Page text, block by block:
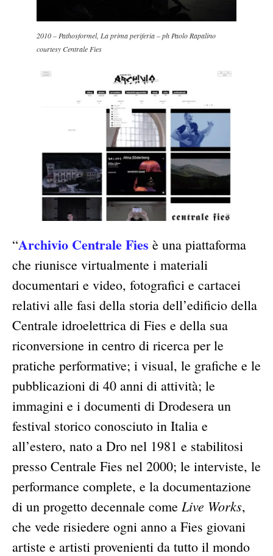
2010 – Pathosformel, La prima periferia – ph Paolo Rapalino
courtesy Centrale Fies
“Archivio Centrale Fies è una piattaforma
che riunisce virtualmente i materiali
documentari e video, fotografici e cartacei
relativi alle fasi della storia dell’edificio della
Centrale idroelettrica di Fies e della sua
riconversione in centro di ricerca per le
pratiche performative; i visual, le grafiche e le
pubblicazioni di 40 anni di attività; le
immagini e i documenti di Drodesera un
festival storico conosciuto in Italia e
all’estero, nato a Dro nel 1981 e stabilitosi
presso Centrale Fies nel 2000; le interviste, le
performance complete, e la documentazione
di un progetto decennale come Live Works,
che vede risiedere ogni anno a Fies giovani
artiste e artisti provenienti da tutto il mondo